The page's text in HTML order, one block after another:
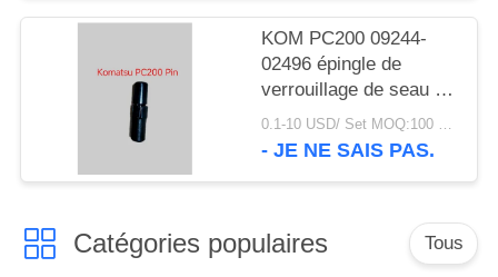
KOM PC200 09244-
02496 épingle de
verrouillage de seau de
pellicule, épingle de
dent de seau de
0.1-10 USD/ Set MOQ:100 pièces
- JE NE SAIS PAS.
Catégories populaires Tous